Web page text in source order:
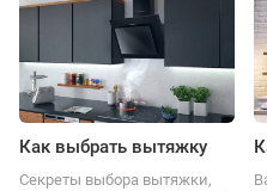
Как выбрать вытяжку
Секреты выбора вытяжки,